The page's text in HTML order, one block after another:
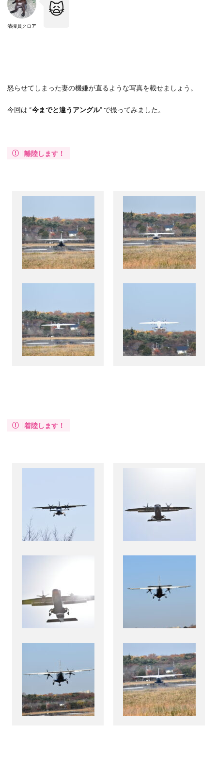
清掃員クロア
🙀
怒らせてしまった妻の機嫌が直るような写真を載せましょう。
今回は “今までと違うアングル” で撮ってみました。
離陸します！
着陸します！